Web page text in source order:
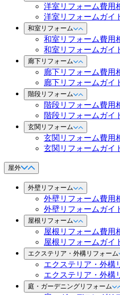
洋室リフォーム費用
洋室リフォームガイ
和室リフォーム
和室リフォーム費用
和室リフォームガイ
廊下リフォーム
廊下リフォーム費用
廊下リフォームガイ
階段リフォーム
階段リフォーム費用
階段リフォームガイ
玄関リフォーム
玄関リフォーム費用
玄関リフォームガイ
屋外
外壁リフォーム
外壁リフォーム費用
外壁リフォームガイ
屋根リフォーム
屋根リフォーム費用
屋根リフォームガイ
エクステリア・外構リフォーム
エクステリア・外構
エクステリア・外構
庭・ガーデニングリフォーム